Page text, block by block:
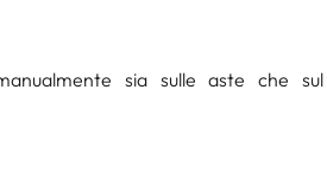
sia sulle aste che sul